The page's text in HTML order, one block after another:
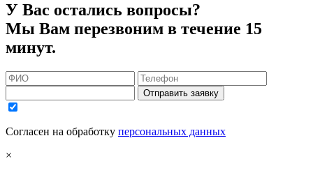
У Вас остались вопросы?
Мы Вам перезвоним в течение 15
минут.
Отправить заявку
Согласен на обработку персональных данных
×